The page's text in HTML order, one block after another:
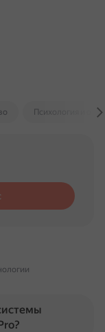
Психология и